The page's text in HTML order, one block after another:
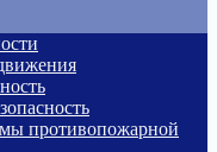
противопожарной